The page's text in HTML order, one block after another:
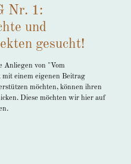
Nr. 1:
und
gesucht!
Anliegen von "Vom
mit einem eigenen Beitrag
möchten, können ihren
Diese möchten wir hier auf